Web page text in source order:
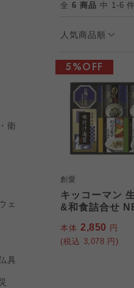
衛
ェ
具
全 6 商品 中 1-6
人気商品順
創愛
キッコーマン
&和食詰合せ
本体 2,850 円
(税込 3,078 円)
5%OFF